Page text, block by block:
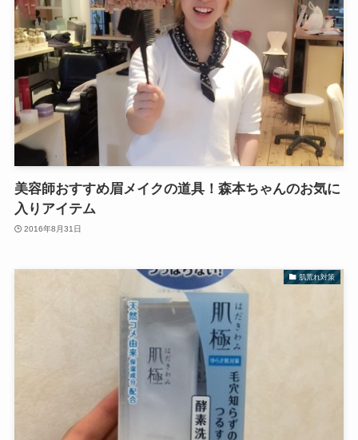
美容師おすすめ眉メイクの道具！森本ちゃんのお気に
入りアイテム
2016年8月31日
肌荒れ対策